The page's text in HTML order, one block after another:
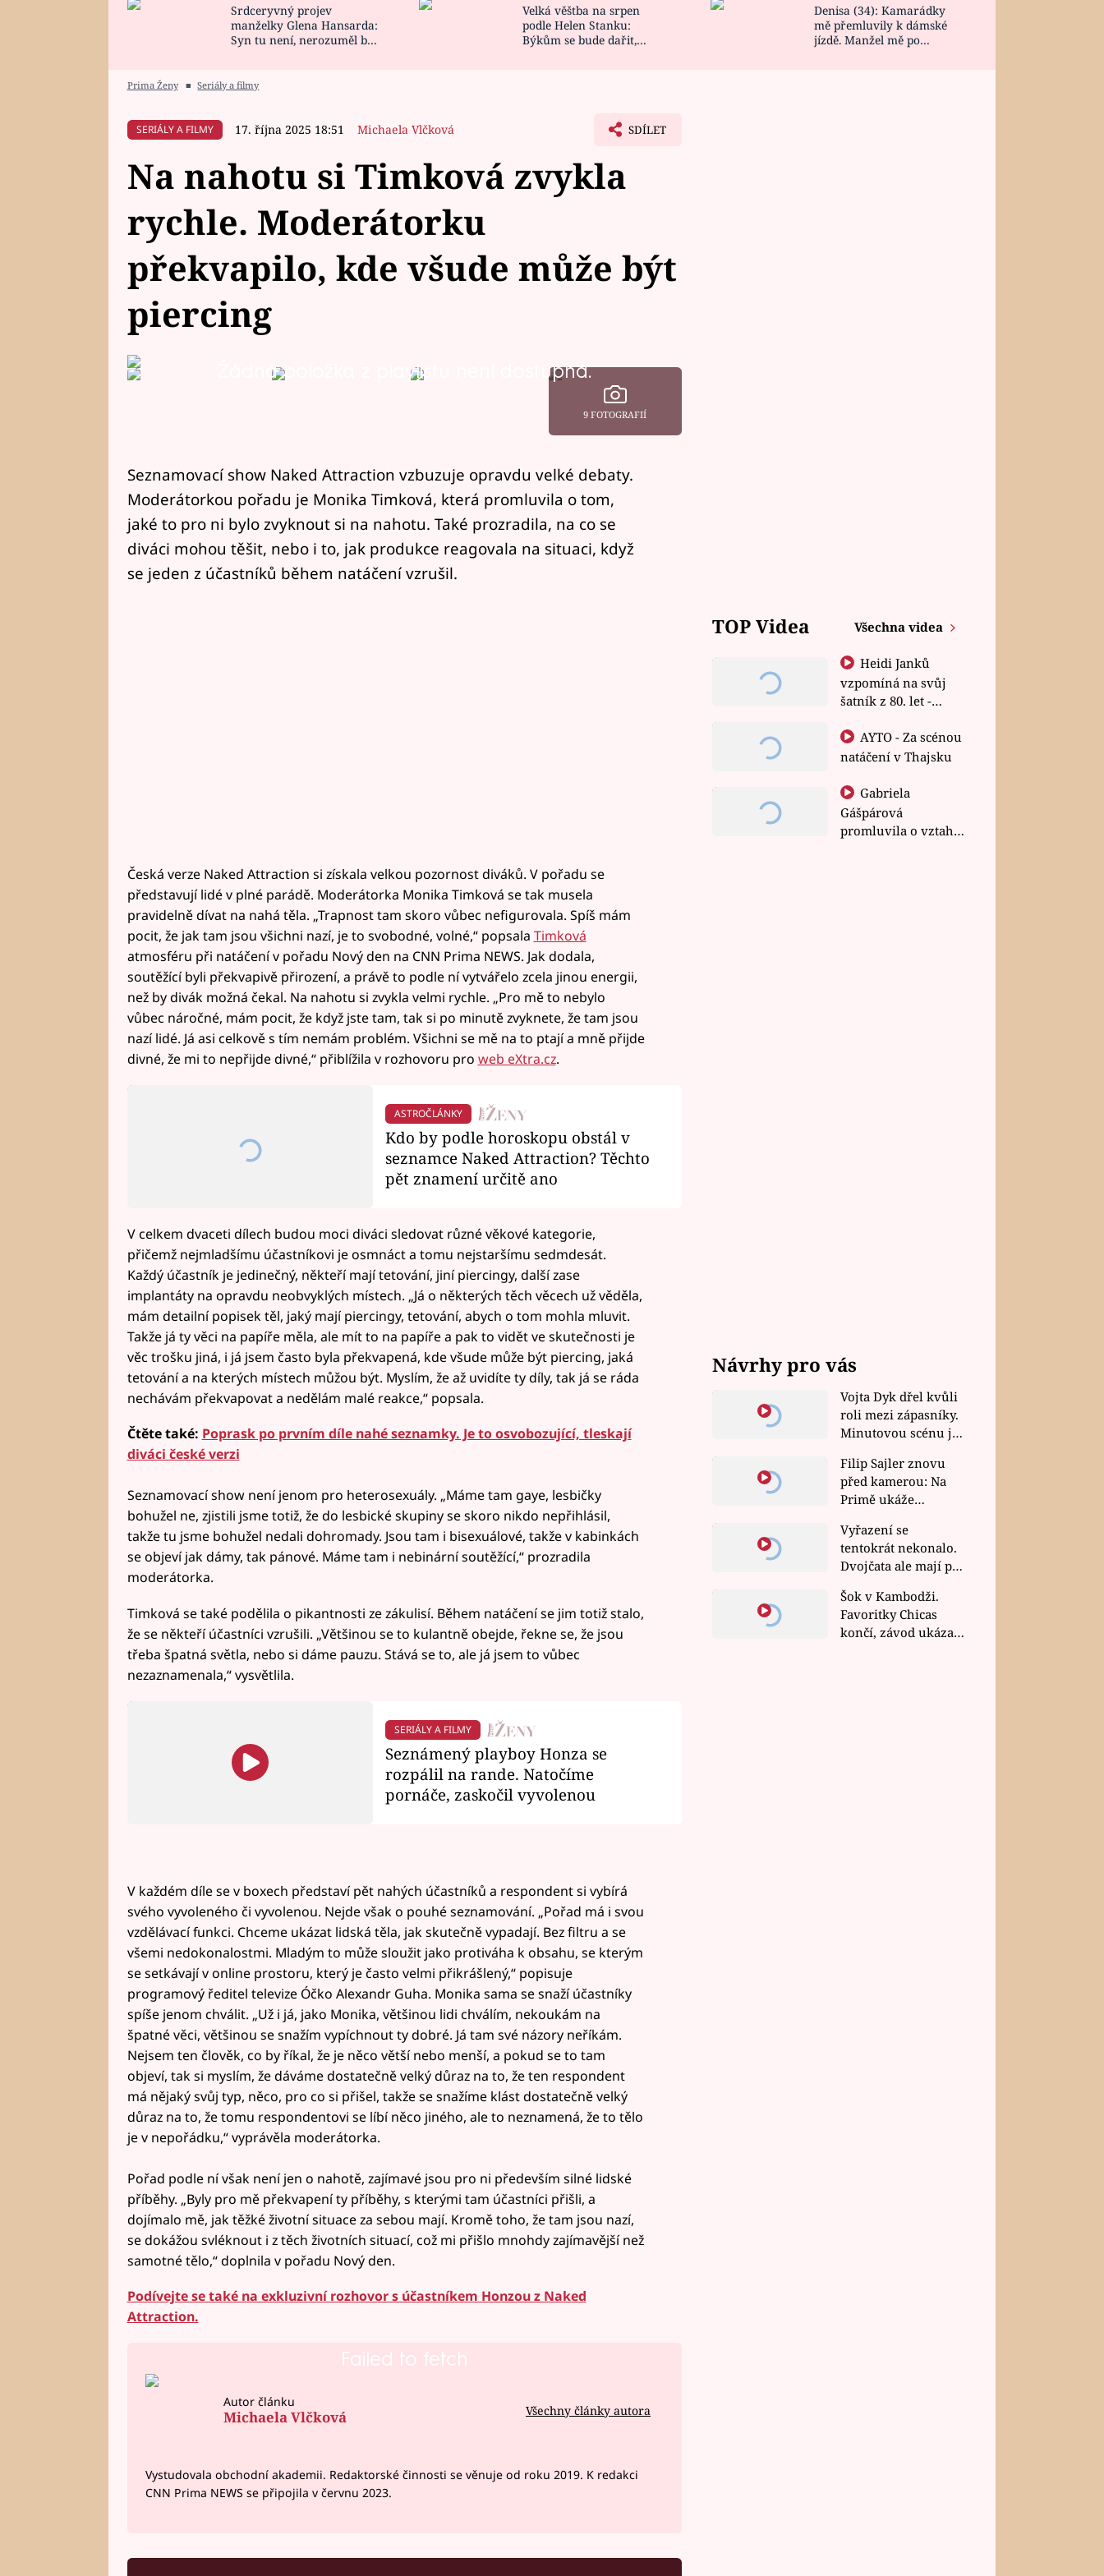
CELEBRITY
VAŘENÍ
VIDEORECEPTY
Srdceryvný projev
manželky Glena Hansarda:
Syn tu není, nerozuměl by
Velká věštba na srpen
podle Helen Stanku:
Býkům se bude dařit,
Denisa (34): Kamarádky
mě přemluvily k dámské
jízdě. Manžel mě po
Prima Ženy ■ Seriály a filmy
SERIÁLY A FILMY 17. října 2025 18:51 Michaela Vlčková SDÍLET
Na nahotu si Timková zvykla
rychle. Moderátorku
překvapilo, kde všude může být
piercing
Žádná položka z playlistu není dostupná.
9 FOTOGRAFIÍ
Seznamovací show Naked Attraction vzbuzuje opravdu velké debaty.
Moderátorkou pořadu je Monika Timková, která promluvila o tom,
jaké to pro ni bylo zvyknout si na nahotu. Také prozradila, na co se
diváci mohou těšit, nebo i to, jak produkce reagovala na situaci, když
se jeden z účastníků během natáčení vzrušil.
Česká verze Naked Attraction si získala velkou pozornost diváků. V pořadu se
představují lidé v plné parádě. Moderátorka Monika Timková se tak musela
pravidelně dívat na nahá těla. „Trapnost tam skoro vůbec nefigurovala. Spíš mám
pocit, že jak tam jsou všichni nazí, je to svobodné, volné,“ popsala Timková
atmosféru při natáčení v pořadu Nový den na CNN Prima NEWS. Jak dodala,
soutěžící byli překvapivě přirození, a právě to podle ní vytvářelo zcela jinou energii,
než by divák možná čekal. Na nahotu si zvykla velmi rychle. „Pro mě to nebylo
vůbec náročné, mám pocit, že když jste tam, tak si po minutě zvyknete, že tam jsou
nazí lidé. Já asi celkově s tím nemám problém. Všichni se mě na to ptají a mně přijde
divné, že mi to nepřijde divné,“ přiblížila v rozhovoru pro web eXtra.cz.
ASTROČLÁNKY
Kdo by podle horoskopu obstál v
seznamce Naked Attraction? Těchto
pět znamení určitě ano
V celkem dvaceti dílech budou moci diváci sledovat různé věkové kategorie,
přičemž nejmladšímu účastníkovi je osmnáct a tomu nejstaršímu sedmdesát.
Každý účastník je jedinečný, někteří mají tetování, jiní piercingy, další zase
implantáty na opravdu neobvyklých místech. „Já o některých těch věcech už věděla,
mám detailní popisek těl, jaký mají piercingy, tetování, abych o tom mohla mluvit.
Takže já ty věci na papíře měla, ale mít to na papíře a pak to vidět ve skutečnosti je
věc trošku jiná, i já jsem často byla překvapená, kde všude může být piercing, jaká
tetování a na kterých místech můžou být. Myslím, že až uvidíte ty díly, tak já se ráda
nechávám překvapovat a nedělám malé reakce,“ popsala.
Čtěte také: Poprask po prvním díle nahé seznamky. Je to osvobozující, tleskají
diváci české verzi
Seznamovací show není jenom pro heterosexuály. „Máme tam gaye, lesbičky
bohužel ne, zjistili jsme totiž, že do lesbické skupiny se skoro nikdo nepřihlásil,
takže tu jsme bohužel nedali dohromady. Jsou tam i bisexuálové, takže v kabinkách
se objeví jak dámy, tak pánové. Máme tam i nebinární soutěžící,“ prozradila
moderátorka.
Timková se také podělila o pikantnosti ze zákulisí. Během natáčení se jim totiž stalo,
že se někteří účastníci vzrušili. „Většinou se to kulantně obejde, řekne se, že jsou
třeba špatná světla, nebo si dáme pauzu. Stává se to, ale já jsem to vůbec
nezaznamenala,“ vysvětlila.
SERIÁLY A FILMY
Seznámený playboy Honza se
rozpálil na rande. Natočíme
pornáče, zaskočil vyvolenou
V každém díle se v boxech představí pět nahých účastníků a respondent si vybírá
svého vyvoleného či vyvolenou. Nejde však o pouhé seznamování. „Pořad má i svou
vzdělávací funkci. Chceme ukázat lidská těla, jak skutečně vypadají. Bez filtru a se
všemi nedokonalostmi. Mladým to může sloužit jako protiváha k obsahu, se kterým
se setkávají v online prostoru, který je často velmi přikrášlený,“ popisuje
programový ředitel televize Óčko Alexandr Guha. Monika sama se snaží účastníky
spíše jenom chválit. „Už i já, jako Monika, většinou lidi chválím, nekoukám na
špatné věci, většinou se snažím vypíchnout ty dobré. Já tam své názory neříkám.
Nejsem ten člověk, co by říkal, že je něco větší nebo menší, a pokud se to tam
objeví, tak si myslím, že dáváme dostatečně velký důraz na to, že ten respondent
má nějaký svůj typ, něco, pro co si přišel, takže se snažíme klást dostatečně velký
důraz na to, že tomu respondentovi se líbí něco jiného, ale to neznamená, že to tělo
je v nepořádku,“ vyprávěla moderátorka.
Pořad podle ní však není jen o nahotě, zajímavé jsou pro ni především silné lidské
příběhy. „Byly pro mě překvapení ty příběhy, s kterými tam účastníci přišli, a
dojímalo mě, jak těžké životní situace za sebou mají. Kromě toho, že tam jsou nazí,
se dokážou svléknout i z těch životních situací, což mi přišlo mnohdy zajímavější než
samotné tělo,“ doplnila v pořadu Nový den.
Podívejte se také na exkluzivní rozhovor s účastníkem Honzou z Naked
Attraction.
Failed to fetch
Autor článku
Michaela Vlčková Všechny články autora
Vystudovala obchodní akademii. Redaktorské činnosti se věnuje od roku 2019. K redakci
CNN Prima NEWS se připojila v červnu 2023.
TOP Videa Všechna videa
Heidi Janků
vzpomíná na svůj
šatník z 80. let -
AYTO - Za scénou
natáčení v Thajsku
Gabriela
Gášpárová
promluvila o vztahu
Návrhy pro vás
Vojta Dyk dřel kvůli
roli mezi zápasníky.
Minutovou scénu jel
Filip Sajler znovu
před kamerou: Na
Primě ukáže
rychlé recepty
Vyřazení se
tentokrát nekonalo.
Dvojčata ale mají po
závodu nůž na krku
Šok v Kambodži.
Favoritky Chicas
končí, závod ukázal